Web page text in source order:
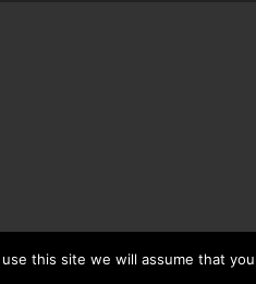
this site we will assume that